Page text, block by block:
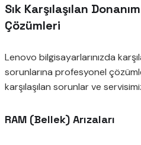
Sık Karşılaşılan
Çözümleri
Lenovo bilgisayarlarınızda
sorunlarına profesyonel
karşılaşılan sorunlar ve
RAM (Bellek) Arızaları